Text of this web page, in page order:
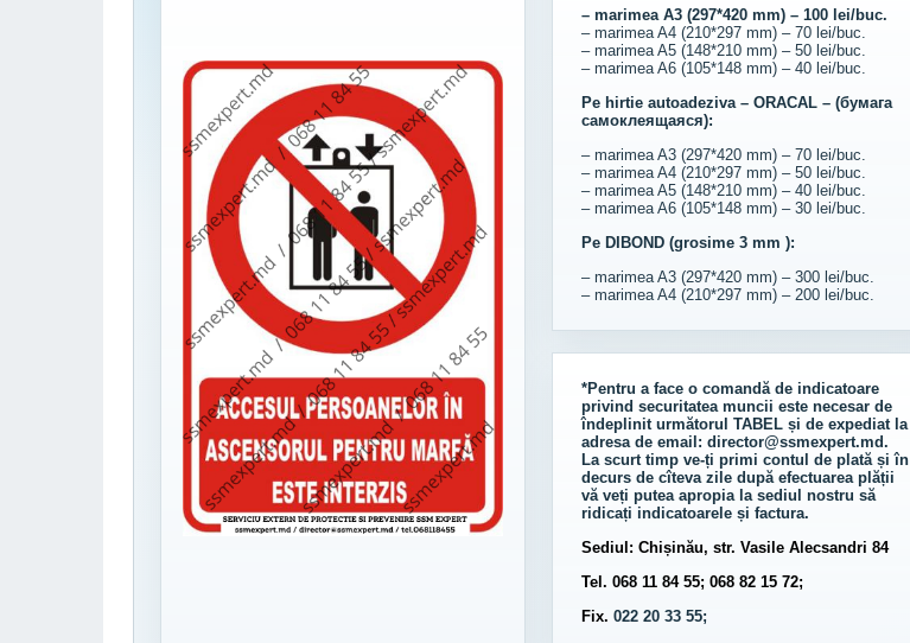
– marimea A3 (297*420 mm) – 100 lei/buc.
– marimea A4 (210*297 mm) – 70 lei/buc.
– marimea A5 (148*210 mm) – 50 lei/buc.
– marimea A6 (105*148 mm) – 40 lei/buc.
Pe hirtie autoadeziva – ORACAL – (бумага
самоклеящаяся):
– marimea A3 (297*420 mm) – 70 lei/buc.
– marimea A4 (210*297 mm) – 50 lei/buc.
– marimea A5 (148*210 mm) – 40 lei/buc.
– marimea A6 (105*148 mm) – 30 lei/buc.
Pe DIBOND (grosime 3 mm ):
– marimea A3 (297*420 mm) – 300 lei/buc.
– marimea A4 (210*297 mm) – 200 lei/buc.
*Pentru a face o comandă de indicatoare
privind securitatea muncii este necesar de
îndeplinit următorul TABELși de expediat la
adresa de email: director@ssmexpert.md.
La scurt timp ve-ți primi contul de plată și în
decurs de cîteva zile după efectuarea plății
vă veți putea apropia la sediul nostru să
ridicați indicatoarele și factura.
Sediul: Chișinău, str. Vasile Alecsandri 84
Tel. 068 11 84 55; 068 82 15 72;
Fix. 022 20 33 55;